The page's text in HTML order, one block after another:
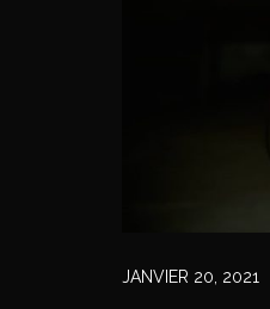
JANVIER 20, 2021